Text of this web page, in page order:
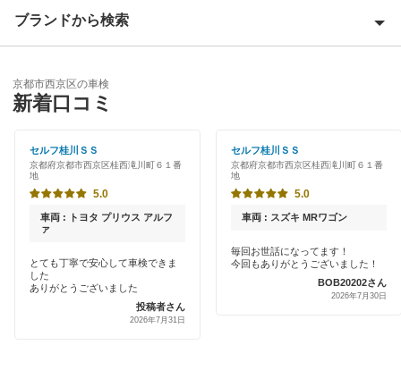
京都市北区
京都市左京区
京都市下京区
京都市中京区
京都市東山区
京都市伏見区
京都市南区
Award 受賞店
特典あり
新車初回割りあり
土日祝OK
ブランドから検索
オートバックス
コスモの車検
車検のコバック
GTNET×カフェ車検
上原B-cle車検
ウルトラ車検
京都市西京区の車検
新着口コミ
セルフ桂川ＳＳ
京都府京都市西京区桂西滝川町６１番
地
5.0
車両 : トヨタ プリウス アルフ
ァ
とても丁寧で安心して車検できま
した
ありがとうございました
投稿者さん
2026年7月31日
セルフ桂川ＳＳ
京都府京都市西京区桂西滝川町６１番
地
5.0
車両 : スズキ MRワゴン
毎回お世話になってます！
今回もありがとうございました！
BOB20202さん
2026年7月30日